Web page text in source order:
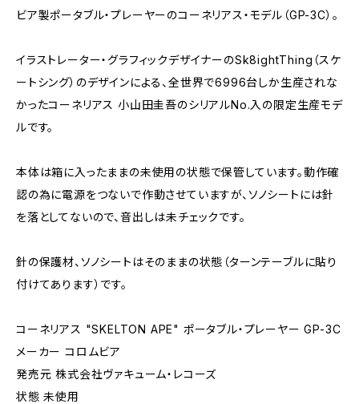
ビア製ポータブル・プレーヤーのコーネリアス・モデル（GP-3C）。
イラストレーター・グラフィックデザイナーのSk8ightThing（スケ
ートシング）のデザインによる、全世界で6996台しか生産されな
かったコーネリアス 小山田圭吾のシリアルNo.入の限定生産モデ
ルです。
本体は箱に入ったままの未使用の状態で保管しています。動作確
認の為に電源をつないで作動させていますが、ソノシートには針
を落としてないので、音出しは未チェックです。
針の保護材、ソノシートはそのままの状態（ターンテーブルに貼り
付けてあります）です。
コーネリアス "SKELTON APE" ポータブル・プレーヤー GP-3C
メーカー コロムビア
発売元 株式会社ヴァキューム・レコーズ
状態 未使用